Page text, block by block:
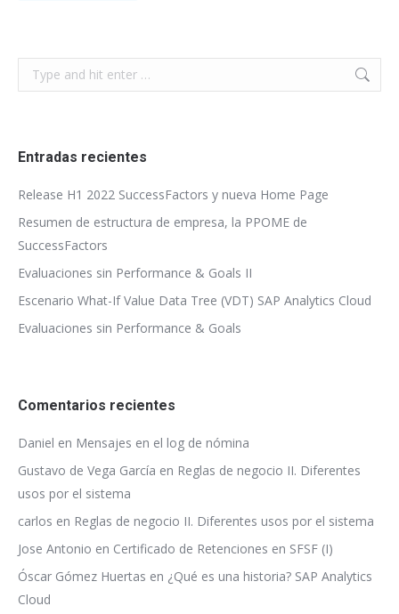
Search:
Entradas recientes
Release H1 2022 SuccessFactors y nueva Home Page
Resumen de estructura de empresa, la PPOME de
SuccessFactors
Evaluaciones sin Performance & Goals II
Escenario What-If Value Data Tree (VDT) SAP Analytics Cloud
Evaluaciones sin Performance & Goals
Comentarios recientes
Daniel en Mensajes en el log de nómina
Gustavo de Vega García en Reglas de negocio II. Diferentes
usos por el sistema
carlos en Reglas de negocio II. Diferentes usos por el sistema
Jose Antonio en Certificado de Retenciones en SFSF (I)
Óscar Gómez Huertas en ¿Qué es una historia? SAP Analytics
Cloud